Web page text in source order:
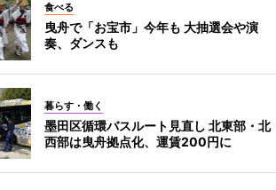
食べる
曳舟で「お宝市」今年も 大抽選会や演
奏、ダンスも
暮らす・働く
墨田区循環バスルート見直し 北東部・北
西部は曳舟拠点化、運賃200円に